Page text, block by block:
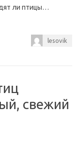
ли птицы…
lesovik
свежий